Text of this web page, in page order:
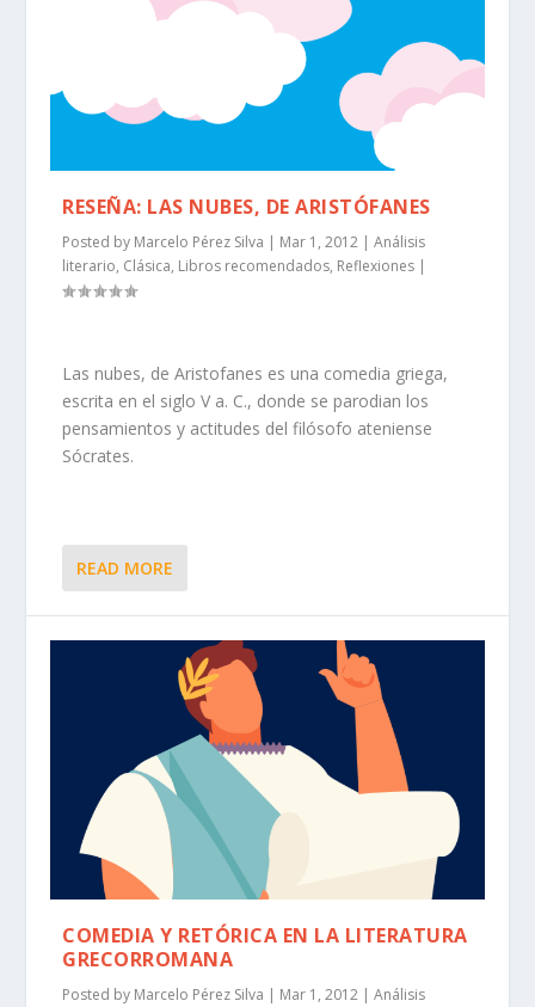
RESEÑA: LAS NUBES, DE ARISTÓFANES
Posted by Marcelo Pérez Silva | Mar 1, 2012 |Análisis
literario, Clásica, Libros recomendados, Reflexiones |
Las nubes, de Aristofanes es una comedia griega,
escrita en el siglo V a. C., donde se parodian los
pensamientos y actitudes del filósofo ateniense
Sócrates.
READ MORE
COMEDIA Y RETÓRICA EN LA LITERATURA
GRECORROMANA
Posted by Marcelo Pérez Silva | Mar 1, 2012 |Análisis